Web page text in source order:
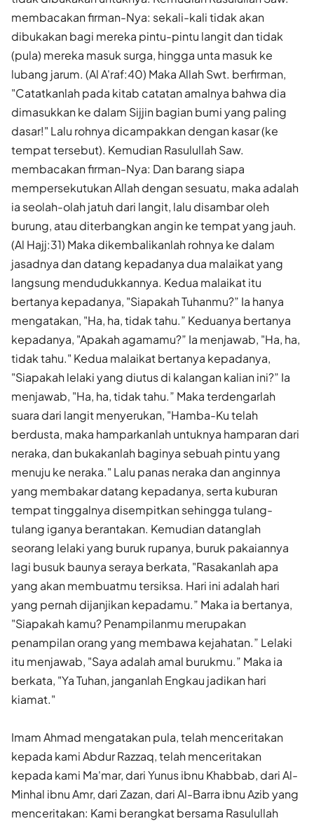
membacakan firman-Nya: sekali-kali tidak akan
dibukakan bagi mereka pintu-pintu langit dan tidak
(pula) mereka masuk surga, hingga unta masuk ke
lubang jarum. (Al A'raf:40) Maka Allah Swt. berfirman,
"Catatkanlah pada kitab catatan amalnya bahwa dia
dimasukkan ke dalam Sijjin bagian bumi yang paling
dasar!" Lalu rohnya dicampakkan dengan kasar (ke
tempat tersebut). Kemudian Rasulullah Saw.
membacakan firman-Nya: Dan barang siapa
mempersekutukan Allah dengan sesuatu, maka adalah
ia seolah-olah jatuh dari langit, lalu disambar oleh
burung, atau diterbangkan angin ke tempat yang jauh.
(Al Hajj:31) Maka dikembalikanlah rohnya ke dalam
jasadnya dan datang kepadanya dua malaikat yang
langsung mendudukkannya. Kedua malaikat itu
bertanya kepadanya, "Siapakah Tuhanmu?” Ia hanya
mengatakan, "Ha, ha, tidak tahu.” Keduanya bertanya
kepadanya, "Apakah agamamu?” Ia menjawab, "Ha, ha,
tidak tahu." Kedua malaikat bertanya kepadanya,
"Siapakah lelaki yang diutus di kalangan kalian ini?” Ia
menjawab, "Ha, ha, tidak tahu.” Maka terdengarlah
suara dari langit menyerukan, "Hamba-Ku telah
berdusta, maka hamparkanlah untuknya hamparan dari
neraka, dan bukakanlah baginya sebuah pintu yang
menuju ke neraka." Lalu panas neraka dan anginnya
yang membakar datang kepadanya, serta kuburan
tempat tinggalnya disempitkan sehingga tulang-
tulang iganya berantakan. Kemudian datanglah
seorang lelaki yang buruk rupanya, buruk pakaiannya
lagi busuk baunya seraya berkata, "Rasakanlah apa
yang akan membuatmu tersiksa. Hari ini adalah hari
yang pernah dijanjikan kepadamu.” Maka ia bertanya,
"Siapakah kamu? Penampilanmu merupakan
penampilan orang yang membawa kejahatan.” Lelaki
itu menjawab, "Saya adalah amal burukmu.” Maka ia
berkata, "Ya Tuhan, janganlah Engkau jadikan hari
kiamat."
Imam Ahmad mengatakan pula, telah menceritakan
kepada kami Abdur Razzaq, telah menceritakan
kepada kami Ma'mar, dari Yunus ibnu Khabbab, dari Al-
Minhal ibnu Amr, dari Zazan, dari Al-Barra ibnu Azib yang
menceritakan: Kami berangkat bersama Rasulullah